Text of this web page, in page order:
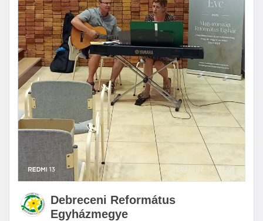
Debreceni Református
Egyházmegye